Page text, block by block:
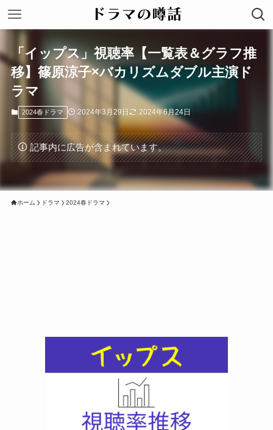
「イップス」視聴率【一覧表＆グラフ推
移】篠原涼子×バカリズムダブル主演ド
ラマ
2024春ドラマ 2024年3月29日 2024年6月24日
記事内に広告が含まれています。
ホーム ドラマ 2024春ドラマ